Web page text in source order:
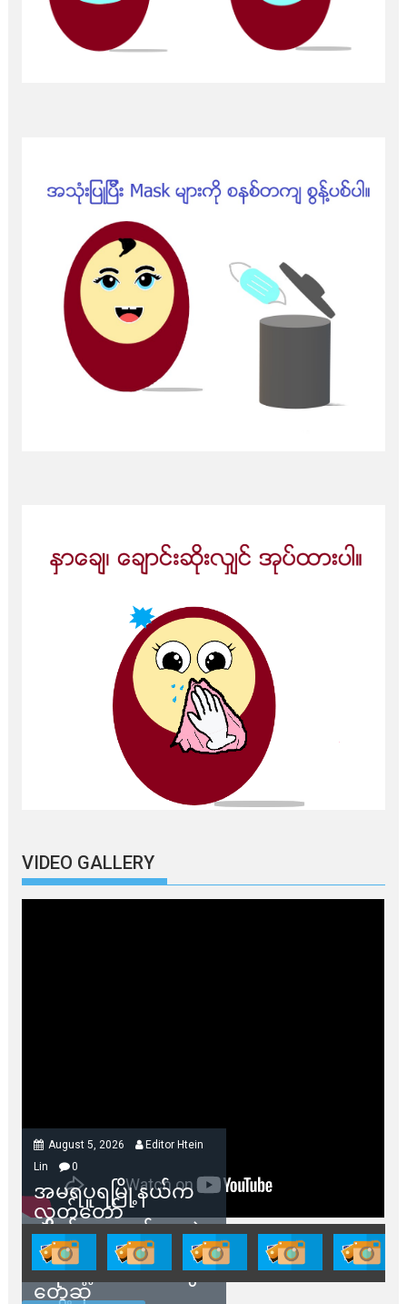
VIDEO GALLERY
August 5, 2026
Editor Htein
Lin
0
အမရပူရမြို့နယ်က
လွှတ်တော်
ကိုယ်စားလှယ်တွေနဲ့
နေအိမ်တွေဖျက်သိမ်း
ခံရမယ့် ဒေသခံတွေ
တွေ့ဆုံ